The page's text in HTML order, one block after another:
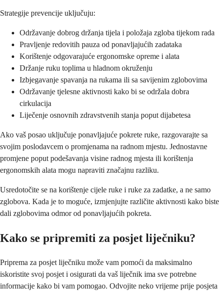
Strategije prevencije uključuju:
Održavanje dobrog držanja tijela i položaja zgloba tijekom rada
Pravljenje redovitih pauza od ponavljajućih zadataka
Korištenje odgovarajuće ergonomske opreme i alata
Držanje ruku toplima u hladnom okruženju
Izbjegavanje spavanja na rukama ili sa savijenim zglobovima
Održavanje tjelesne aktivnosti kako bi se održala dobra
cirkulacija
Liječenje osnovnih zdravstvenih stanja poput dijabetesa
Ako vaš posao uključuje ponavljajuće pokrete ruke, razgovarajte sa
svojim poslodavcem o promjenama na radnom mjestu. Jednostavne
promjene poput podešavanja visine radnog mjesta ili korištenja
ergonomskih alata mogu napraviti značajnu razliku.
Usredotočite se na korištenje cijele ruke i ruke za zadatke, a ne samo
zglobova. Kada je to moguće, izmjenjujte različite aktivnosti kako biste
dali zglobovima odmor od ponavljajućih pokreta.
Kako se pripremiti za posjet liječniku?
Priprema za posjet liječniku može vam pomoći da maksimalno
iskoristite svoj posjet i osigurati da vaš liječnik ima sve potrebne
informacije kako bi vam pomogao. Odvojite neko vrijeme prije posjeta